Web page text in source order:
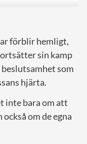
förblir hemligt,
sin kamp
som
hjärta.
inte bara om att
också om de egna